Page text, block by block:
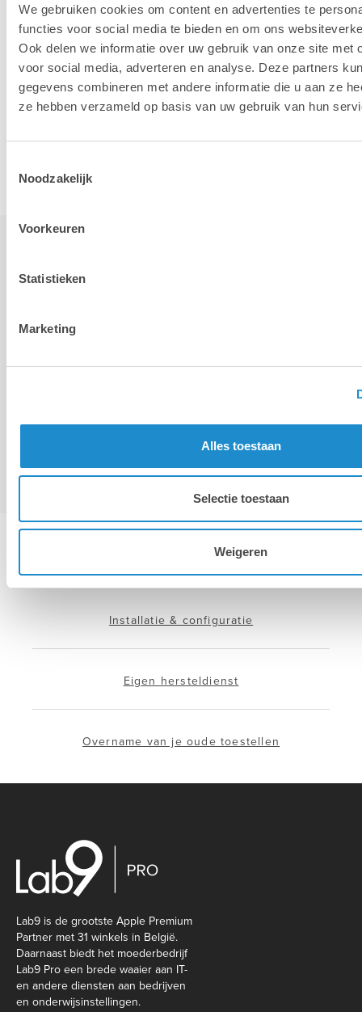
We gebruiken cookies om content en advertenties te
functies voor social media te bieden en om ons
Ook delen we informatie over uw gebruik van onze site met
voor social media, adverteren en analyse. Deze partners
gegevens combineren met andere informatie die u aan ze
ze hebben verzameld op basis van uw gebruik van hun
Noodzakelijk
Voorkeuren
Statistieken
Marketing
Alles toestaan
Selectie toestaan
Weigeren
iPhone iPad
Accessoires
Wij gebruiken je e-mailadres enkel om onze maandelijkse
Hotline & remote support
Installatie & configuratie
Eigen hersteldienst
Overname van je oude toestellen
Lab9 is de grootste Apple Premium
Partner met 31 winkels in België.
Daarnaast biedt het moederbedrijf
Lab9 Pro een brede waaier aan IT-
en andere diensten aan bedrijven
en onderwijsinstellingen.